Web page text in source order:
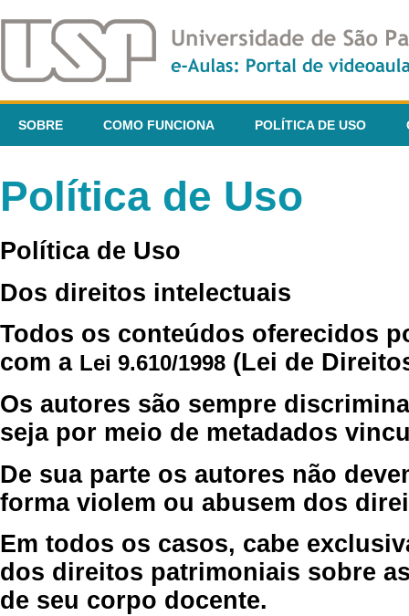
SOBRE COMO FUNCIONA POLÍTICA DE USO
Política de Uso
Política de Uso
Dos direitos intelectuais
Todos os conteúdos oferecidos
com a Lei 9.610/1998 (Lei de
Os autores são sempre
seja por meio de metadados
De sua parte os autores não
forma violem ou abusem dos
Em todos os casos, cabe
dos direitos patrimoniais sobre
de seu corpo docente.